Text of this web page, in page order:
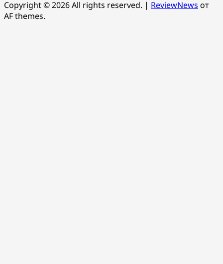
Copyright © 2026 All rights reserved. | ReviewNews от
AF themes.